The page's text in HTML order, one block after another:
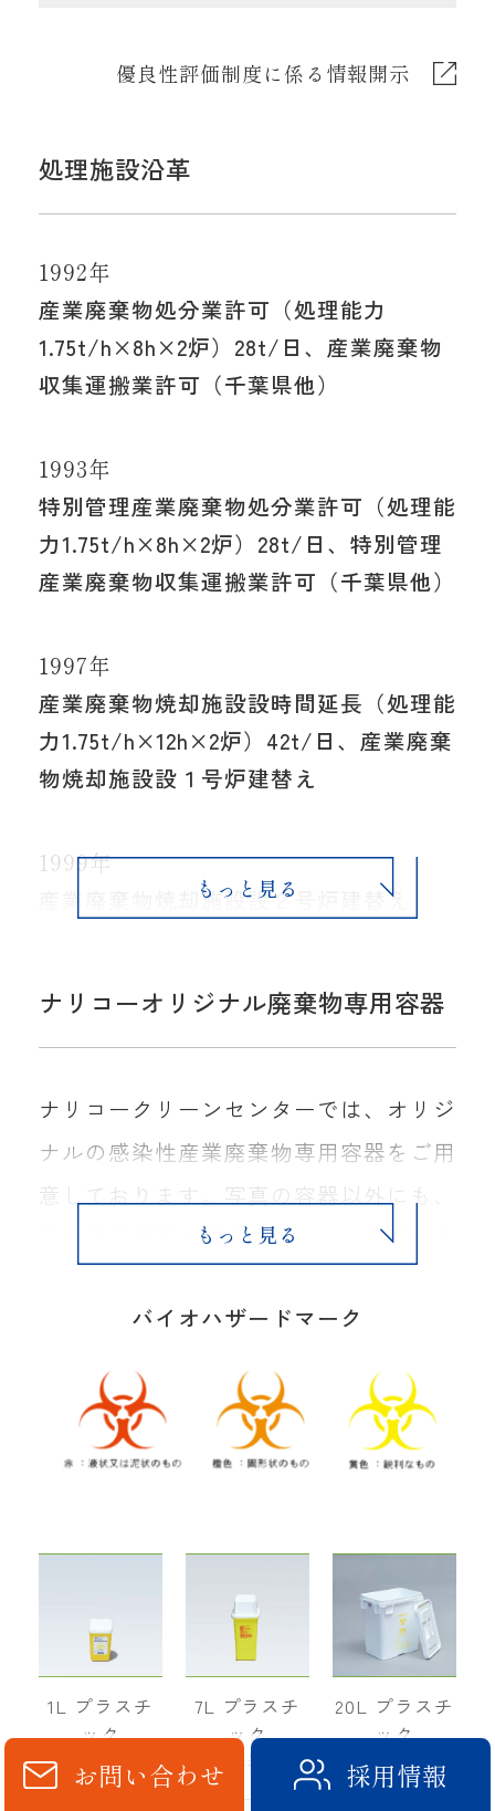
優良性評価制度に係る情報開示
処理施設沿革
1992年
産業廃棄物処分業許可（処理能力
1.75t/h×8h×2炉）28t/日、産業廃棄物
収集運搬業許可（千葉県他）
1993年
特別管理産業廃棄物処分業許可（処理能
力1.75t/h×8h×2炉）28t/日、特別管理
産業廃棄物収集運搬業許可（千葉県他）
1997年
産業廃棄物焼却施設設時間延長（処理能
力1.75t/h×12h×2炉）42t/日、産業廃棄
物焼却施設設１号炉建替え
1999年
産業廃棄物焼却施設設２号炉建替え
力1.75t/h×15h×2炉）、52.5t/日 木 く
ず・紙くずの品目追加
施設設時間延長（処理能力
1.75t/h×24h×2炉）84t/日、繊維くず
ナリコーオリジナル廃棄物専用容器
ナリコークリーンセンターでは、オリジ
ナルの感染性産業廃棄物専用容器をご用
意しております。写真の容器以外にも、
医療関係機関の現場に合わせた容器を各
相談ください。
※感染性廃棄物専用容器には、全国共通の「バ
イオハザードマーク」を印字し、感染性廃棄物
が収納されていることと、取り扱いの注意事項
を分けています。
バイオハザードマーク
1L プラスチ
ック
容器
7L プラスチ
ック
容器
20L プラスチ
ック
容器
お問い合わせ 採用情報